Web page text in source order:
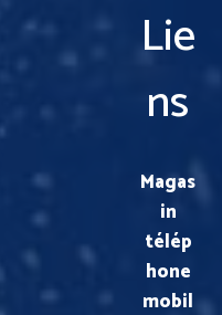
Lie
ns
Magas
in
télép
hone
mobil